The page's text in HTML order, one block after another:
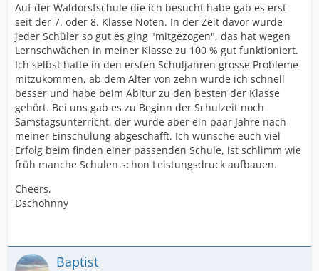
Auf der Waldorsfschule die ich besucht habe gab es erst
seit der 7. oder 8. Klasse Noten. In der Zeit davor wurde
jeder Schüler so gut es ging "mitgezogen", das hat wegen
Lernschwächen in meiner Klasse zu 100 % gut funktioniert.
Ich selbst hatte in den ersten Schuljahren grosse Probleme
mitzukommen, ab dem Alter von zehn wurde ich schnell
besser und habe beim Abitur zu den besten der Klasse
gehört. Bei uns gab es zu Beginn der Schulzeit noch
Samstagsunterricht, der wurde aber ein paar Jahre nach
meiner Einschulung abgeschafft. Ich wünsche euch viel
Erfolg beim finden einer passenden Schule, ist schlimm wie
früh manche Schulen schon Leistungsdruck aufbauen.
Cheers,
Dschohnny
Baptist